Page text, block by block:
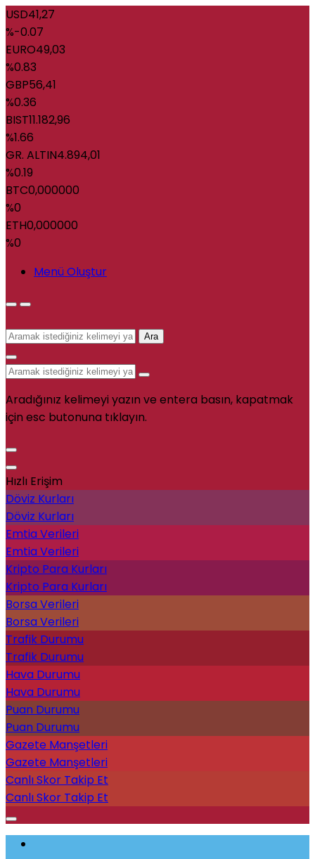
USD41,27
%-0.07
EURO49,03
%0.83
GBP56,41
%0.36
BIST11.182,96
%1.66
GR. ALTIN4.894,01
%0.19
BTC0,000000
%0
ETH0,000000
%0
Menü Oluştur
Ara
Aradığınız kelimeyi yazın ve entera basın, kapatmak
için esc butonuna tıklayın.
Hızlı Erişim
Döviz Kurları
Döviz Kurları
Emtia Verileri
Emtia Verileri
Kripto Para Kurları
Kripto Para Kurları
Borsa Verileri
Borsa Verileri
Trafik Durumu
Trafik Durumu
Hava Durumu
Hava Durumu
Puan Durumu
Puan Durumu
Gazete Manşetleri
Gazete Manşetleri
Canlı Skor Takip Et
Canlı Skor Takip Et